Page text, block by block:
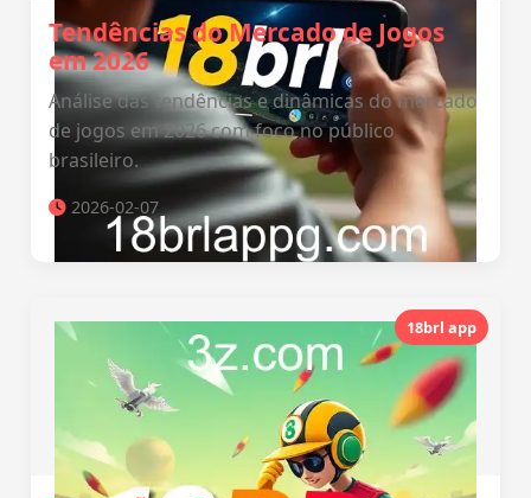
Tendências do Mercado de Jogos
em 2026
Análise das tendências e dinâmicas do mercado
de jogos em 2026 com foco no público
brasileiro.
2026-02-07
18brl app